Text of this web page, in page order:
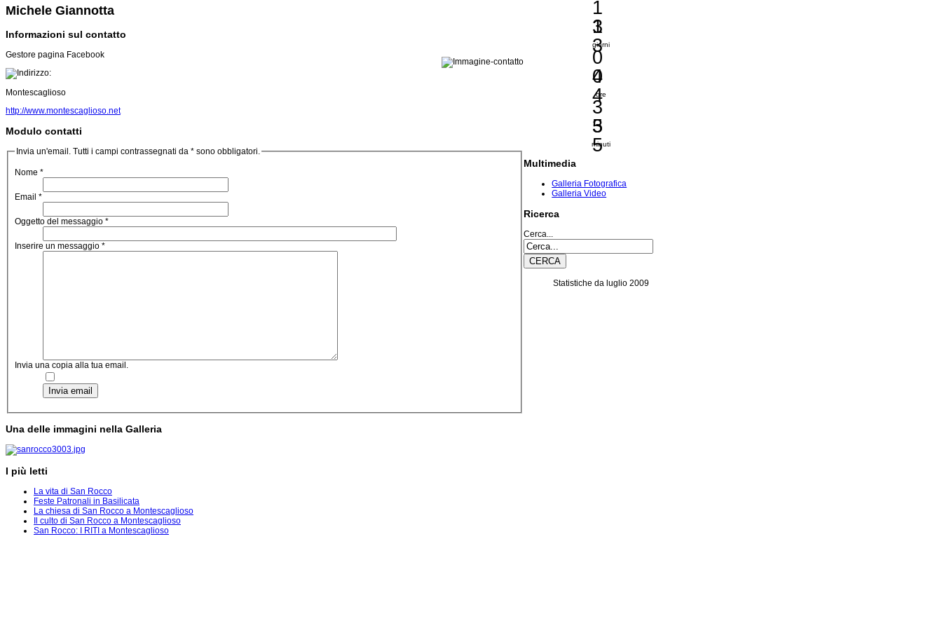
Michele Giannotta
Informazioni sul contatto
Gestore pagina Facebook
Montescaglioso
http://www.montescaglioso.net
Modulo contatti
Invia un'email. Tutti i campi contrassegnati da * sono obbligatori.
Nome *
Email *
Oggetto del messaggio *
Inserire un messaggio *
Invia una copia alla tua email.
Invia email
Una delle immagini nella Galleria
I più letti
La vita di San Rocco
Feste Patronali in Basilicata
La chiesa di San Rocco a Montescaglioso
Il culto di San Rocco a Montescaglioso
San Rocco: I RITI a Montescaglioso
1
1
3
3
giorni
0
0
4
4
ore
3
3
5
5
minuti
Multimedia
Galleria Fotografica
Galleria Video
Ricerca
Cerca...
Statistiche da luglio 2009